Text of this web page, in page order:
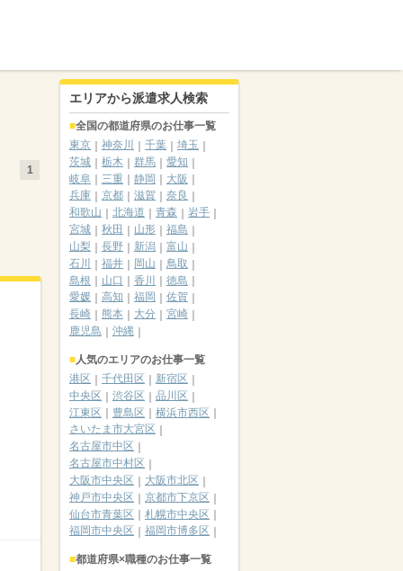
1
エリアから派遣求人検索
全国の都道府県のお仕事一覧
東京
神奈川 千葉
埼玉
茨城
栃木 群馬
愛知
岐阜
三重 静岡
大阪
兵庫
京都 滋賀
奈良
和歌山
北海道 青森
岩手
宮城
秋田 山形
福島
山梨
長野 新潟
富山
石川
福井 岡山
鳥取
島根
山口 香川
徳島
愛媛
高知 福岡
佐賀
長崎
熊本 大分
宮崎
鹿児島
沖縄
人気のエリアのお仕事一覧
港区
千代田区
新宿区
中央区
渋谷区
品川区
江東区
豊島区
横浜市西区
さいたま市大宮区
名古屋市中区
名古屋市中村区
大阪市中央区
大阪市北区
神戸市中央区
京都市下京区
仙台市青葉区
札幌市中央区
福岡市中央区
福岡市博多区
都道府県×職種のお仕事一覧